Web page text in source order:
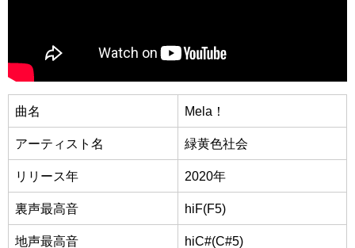
曲名 Mela！
アーティスト名 緑黄色社会
リリース年 2020年
裏声最高音 hiF(F5)
地声最高音 hiC#(C#5)